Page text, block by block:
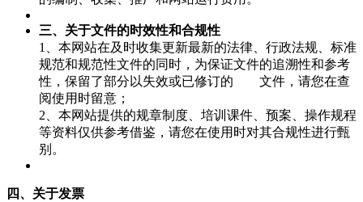
三、关于文件的时效性和合规性
1、本网站在及时收集更新最新的法律、行政法规、标准
规范和规范性文件的同时，为保证文件的追溯性和参考
性，保留了部分以失效或已修订的 文件，请您在查
阅使用时留意；
2、本网站提供的规章制度、培训课件、预案、操作规程
等资料仅供参考借鉴，请您在使用时对其合规性进行甄
别。
四、关于发票